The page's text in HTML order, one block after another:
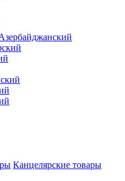
Канцелярские товары